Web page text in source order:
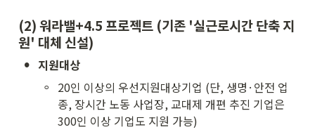
(2) 워라밸+4.5 프로젝트 (기존 '실근로시간 단축 지
원' 대체 신설)
• 지원대상
◦ 20인 이상의 우선지원대상기업 (단, 생명·안전 업
종, 장시간 노동 사업장, 교대제 개편 추진 기업은
300인 이상 기업도 지원 가능)